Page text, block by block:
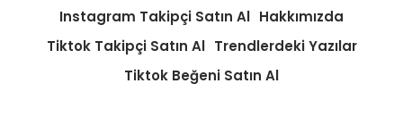
Instagram Takipçi Satın Al Hakkımızda
Tiktok Takipçi Satın Al Trendlerdeki Yazılar
Tiktok Beğeni Satın Al